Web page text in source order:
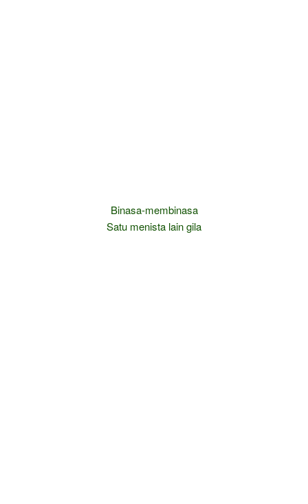
Binasa-membinasa
Satu menista lain gila